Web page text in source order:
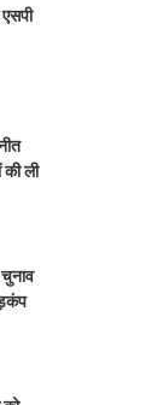
ली